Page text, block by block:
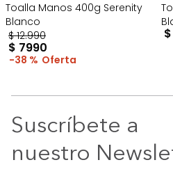
Toalla Manos 400g Serenity
Blanco
$ 12.990
$ 7990
38 %
$
Suscríbete a
nuestro